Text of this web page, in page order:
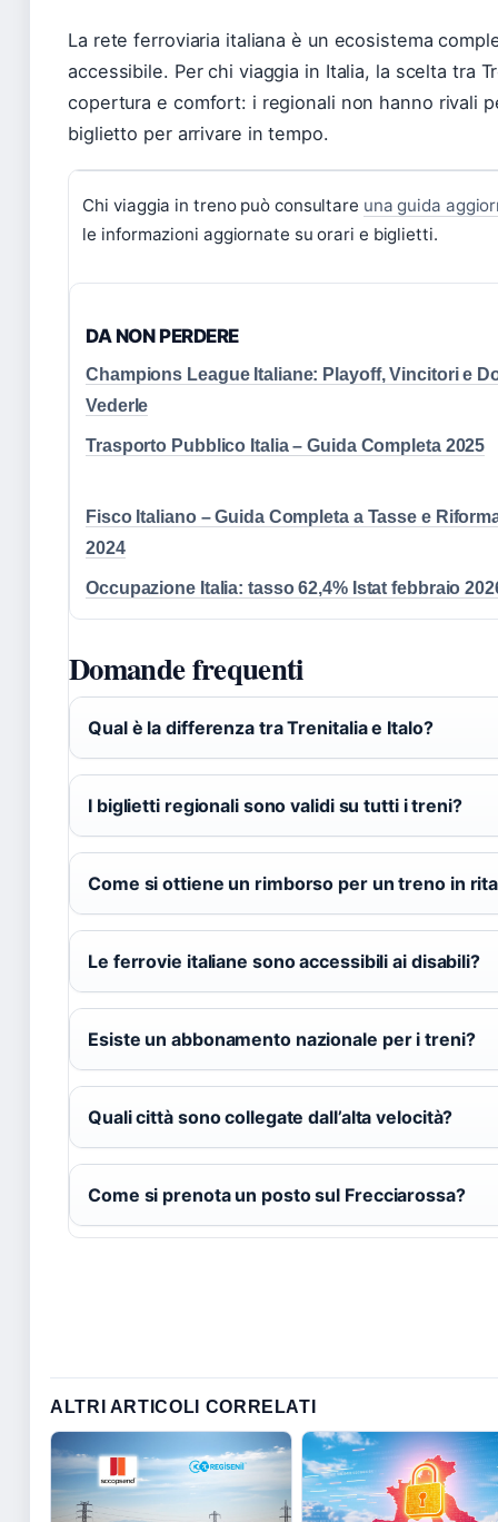
La rete ferroviaria italiana è un ecosistema
accessibile. Per chi viaggia in Italia, la scelta tra
copertura e comfort: i regionali non hanno rivali
biglietto per arrivare in tempo.
Chi viaggia in treno può consultare una guida
le informazioni aggiornate su orari e biglietti.
DA NON PERDERE
Champions League Italiane: Playoff, Vincitori e
Vederle
Trasporto Pubblico Italia – Guida Completa 2025
Fisco Italiano – Guida Completa a Tasse e
2024
Occupazione Italia: tasso 62,4% Istat febbraio
Domande frequenti
Qual è la differenza tra Trenitalia e Italo?
I biglietti regionali sono validi su tutti i treni?
Come si ottiene un rimborso per un treno in
Le ferrovie italiane sono accessibili ai disabili?
Esiste un abbonamento nazionale per i treni?
Quali città sono collegate dall’alta velocità?
Come si prenota un posto sul Frecciarossa?
ALTRI ARTICOLI CORRELATI